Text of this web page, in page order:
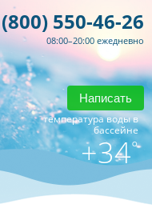
550-46-26
08:00–20:00 ежедневно
Написать
температура воды в
бассейне
+34°